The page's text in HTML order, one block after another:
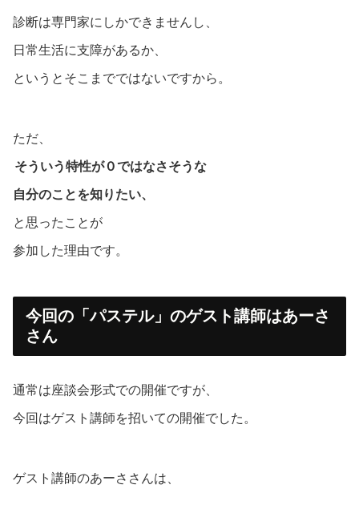
診断は専門家にしかできませんし、
日常生活に支障があるか、
というとそこまでではないですから。
ただ、
そういう特性が０ではなさそうな
自分のことを知りたい、
と思ったことが
参加した理由です。
今回の「パステル」のゲスト講師はあーさ
さん
通常は座談会形式での開催ですが、
今回はゲスト講師を招いての開催でした。
ゲスト講師のあーささんは、